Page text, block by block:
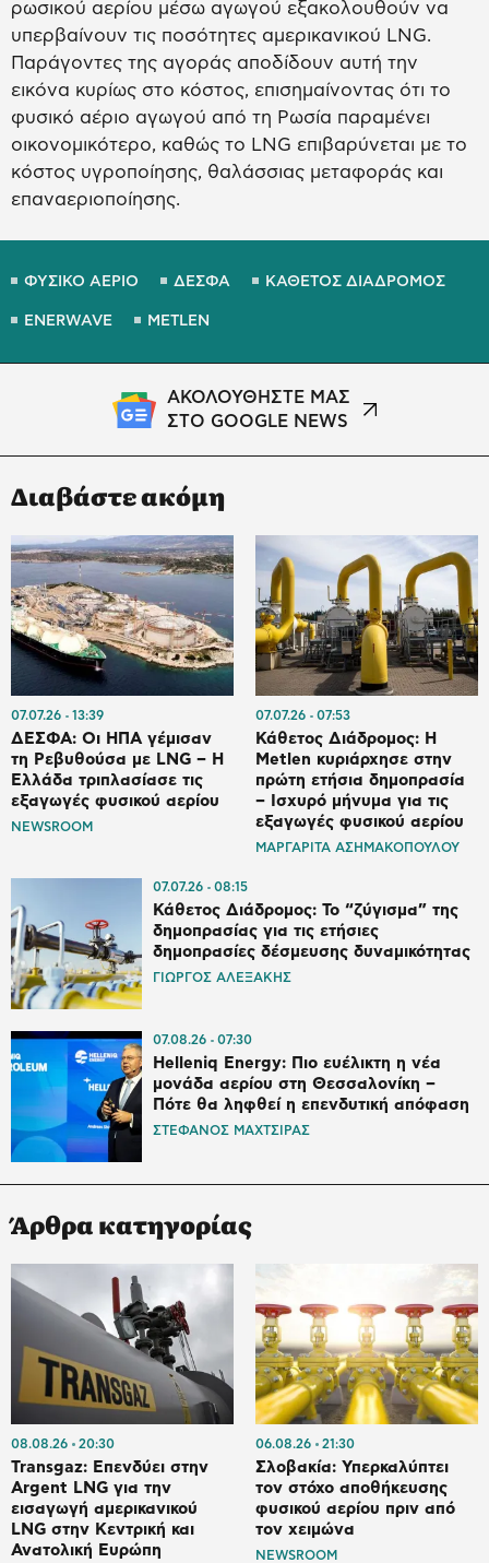
ρωσικού αερίου μέσω αγωγού εξακολουθούν να
υπερβαίνουν τις ποσότητες αμερικανικού LNG.
Παράγοντες της αγοράς αποδίδουν αυτή την
εικόνα κυρίως στο κόστος, επισημαίνοντας ότι το
φυσικό αέριο αγωγού από τη Ρωσία παραμένει
οικονομικότερο, καθώς το LNG επιβαρύνεται με το
κόστος υγροποίησης, θαλάσσιας μεταφοράς και
επαναεριοποίησης.
ΦΥΣΙΚΟ ΑΕΡΙΟ ΔΕΣΦΑ ΚΑΘΕΤΟΣ ΔΙΑΔΡΟΜΟΣ
ENERWAVE METLEN
ΑΚΟΛΟΥΘΗΣΤΕ ΜΑΣ
ΣΤΟ GOOGLE NEWS
Διαβάστε ακόμη
07.07.26 13:39
ΔΕΣΦΑ: Οι ΗΠΑ γέμισαν
τη Ρεβυθούσα με LNG – Η
Ελλάδα τριπλασίασε τις
εξαγωγές φυσικού αερίου
NEWSROOM
07.07.26 07:53
Κάθετος Διάδρομος: Η
Metlen κυριάρχησε στην
πρώτη ετήσια δημοπρασία
– Ισχυρό μήνυμα για τις
εξαγωγές φυσικού αερίου
ΜΑΡΓΑΡΙΤΑ ΑΣΗΜΑΚΟΠΟΥΛΟΥ
07.07.26 08:15
Κάθετος Διάδρομος: Το “ζύγισμα” της
δημοπρασίας για τις ετήσιες
δημοπρασίες δέσμευσης δυναμικότητας
ΓΙΩΡΓΟΣ ΑΛΕΞΑΚΗΣ
07.08.26 07:30
Helleniq Energy: Πιο ευέλικτη η νέα
μονάδα αερίου στη Θεσσαλονίκη –
Πότε θα ληφθεί η επενδυτική απόφαση
ΣΤΕΦΑΝΟΣ ΜΑΧΤΣΙΡΑΣ
Άρθρα κατηγορίας
08.08.26 20:30
Transgaz: Επενδύει στην
Argent LNG για την
εισαγωγή αμερικανικού
LNG στην Κεντρική και
Ανατολική Ευρώπη
06.08.26 21:30
Σλοβακία: Υπερκαλύπτει
τον στόχο αποθήκευσης
φυσικού αερίου πριν από
τον χειμώνα
NEWSROOM